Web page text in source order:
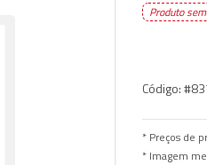
Produto
Código:
* Preços de
* Imagem